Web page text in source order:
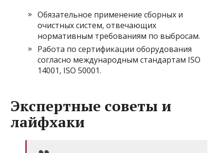
Обязательное применение сборных и
очистных систем, отвечающих
нормативным требованиям по выбросам.
Работа по сертификации оборудования
согласно международным стандартам ISO
14001, ISO 50001.
Экспертные советы и
лайфхаки